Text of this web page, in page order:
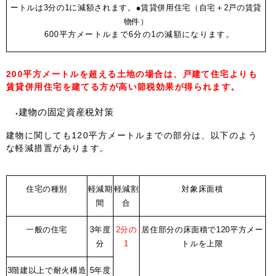
ートルは3分の1に減額されます。 ●賃貸併用住宅（自宅＋2戸の賃貸
物件）
600平方メートルまで6分の1の減額になります。
200平方メートルを超える土地の場合は、戸建て住宅よりも
賃貸併用住宅を建てる方が高い節税効果が得られます。
建物の固定資産税対策
建物に関しても120平方メートルまでの部分は、以下のよう
な軽減措置があります。
住宅の種別
軽減期
間
軽減割
合
対象床面積
一般の住宅
3年度
分
2分の
1
居住部分の床面積で120平方メー
トルを上限
3階建以上で耐火構造 5年度